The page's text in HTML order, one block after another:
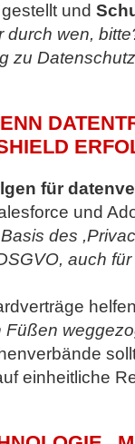
und
durch wen,
zu
für
und
des
auch
einheitliche